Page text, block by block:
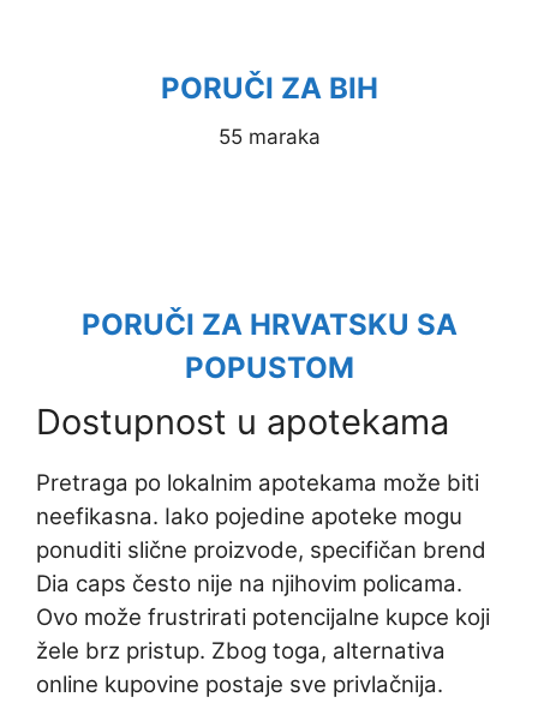
PORUČI ZA BIH
55 maraka
PORUČI ZA HRVATSKU SA
POPUSTOM
Dostupnost u apotekama
Pretraga po lokalnim apotekama može biti
neefikasna. Iako pojedine apoteke mogu
ponuditi slične proizvode, specifičan brend
Dia caps često nije na njihovim policama.
Ovo može frustrirati potencijalne kupce koji
žele brz pristup. Zbog toga, alternativa
online kupovine postaje sve privlačnija.